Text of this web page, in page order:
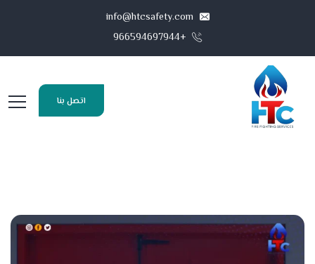
+966594697944
اتصل بنا